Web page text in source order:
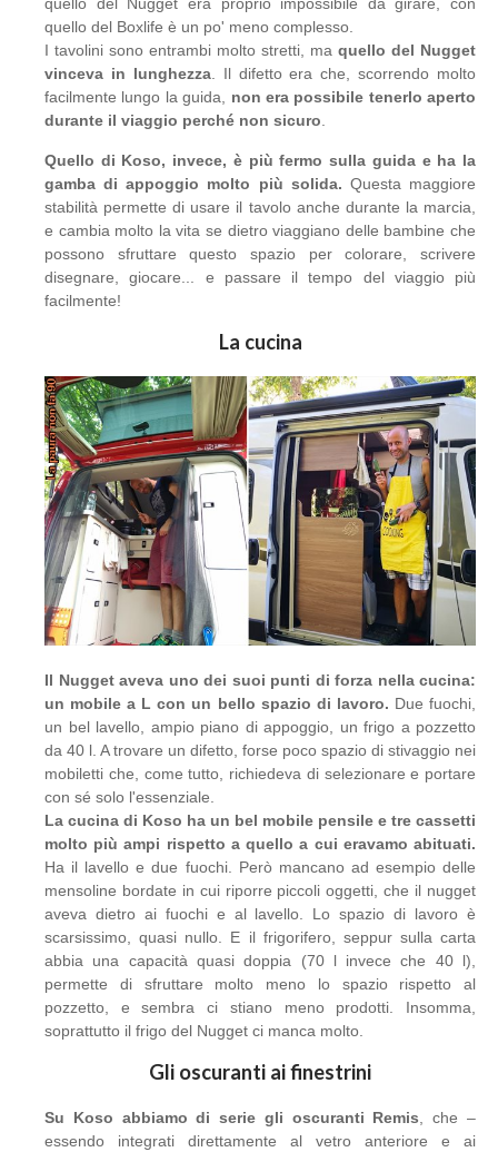
quello del Boxlife è un po' meno complesso.
I tavolini sono entrambi molto stretti, ma quello del Nugget
vinceva in lunghezza. Il difetto era che, scorrendo molto
facilmente lungo la guida, non era possibile tenerlo aperto
durante il viaggio perché non sicuro
Quello di Koso, invece, è più fermo sulla guida e ha la
gamba di appoggio molto più solida. Questa maggiore
stabilità permette di usare il tavolo anche durante la marcia,
e cambia molto la vita se dietro viaggiano delle bambine che
possono sfruttare questo spazio per colorare, scrivere
disegnare, giocare... e passare il tempo del viaggio più
facilmente!
La cucina
Il Nugget aveva uno dei suoi punti di forza nella cucina:
un mobile a L con un bello spazio di lavoro. Due fuochi,
un bel lavello, ampio piano di appoggio, un frigo a pozzetto
da 40 l. A trovare un difetto, forse poco spazio di stivaggio nei
mobiletti che, come tutto, richiedeva di selezionare e portare
con sé solo l'essenziale.
La cucina di Koso ha un bel mobile pensile e tre cassetti
molto più ampi rispetto a quello a cui eravamo abituati.
Ha il lavello e due fuochi. Però mancano ad esempio delle
mensoline bordate in cui riporre piccoli oggetti, che il nugget
aveva dietro ai fuochi e al lavello. Lo spazio di lavoro è
scarsissimo, quasi nullo. E il frigorifero, seppur sulla carta
abbia una capacità quasi doppia (70 l invece che 40 l),
permette di sfruttare molto meno lo spazio rispetto al
pozzetto, e sembra ci stiano meno prodotti. Insomma,
soprattutto il frigo del Nugget ci manca molto.
Gli oscuranti ai finestrini
Su Koso abbiamo di serie gli oscuranti Remis, che –
essendo integrati direttamente al vetro anteriore e ai